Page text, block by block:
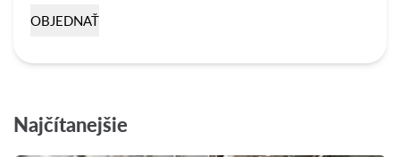
OBJEDNAŤ
Najčítanejšie